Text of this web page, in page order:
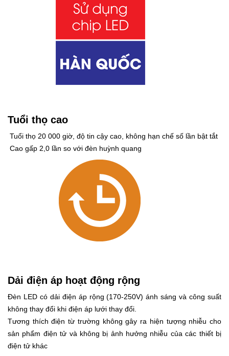
Tuổi thọ cao
Tuổi thọ 20 000 giờ, độ tin cậy cao, không hạn chế số lần bật tắt
Cao gấp 2,0 lần so với đèn huỳnh quang
Dải điện áp hoạt động rộng
Đèn LED có dải điện áp rộng (170-250V) ánh sáng và công suất
không thay đổi khi điện áp lưới thay đổi.
Tương thích điện từ trường không gây ra hiện tượng nhiễu cho
sản phẩm điện tử và không bị ảnh hưởng nhiễu của các thiết bị
điện tử khác